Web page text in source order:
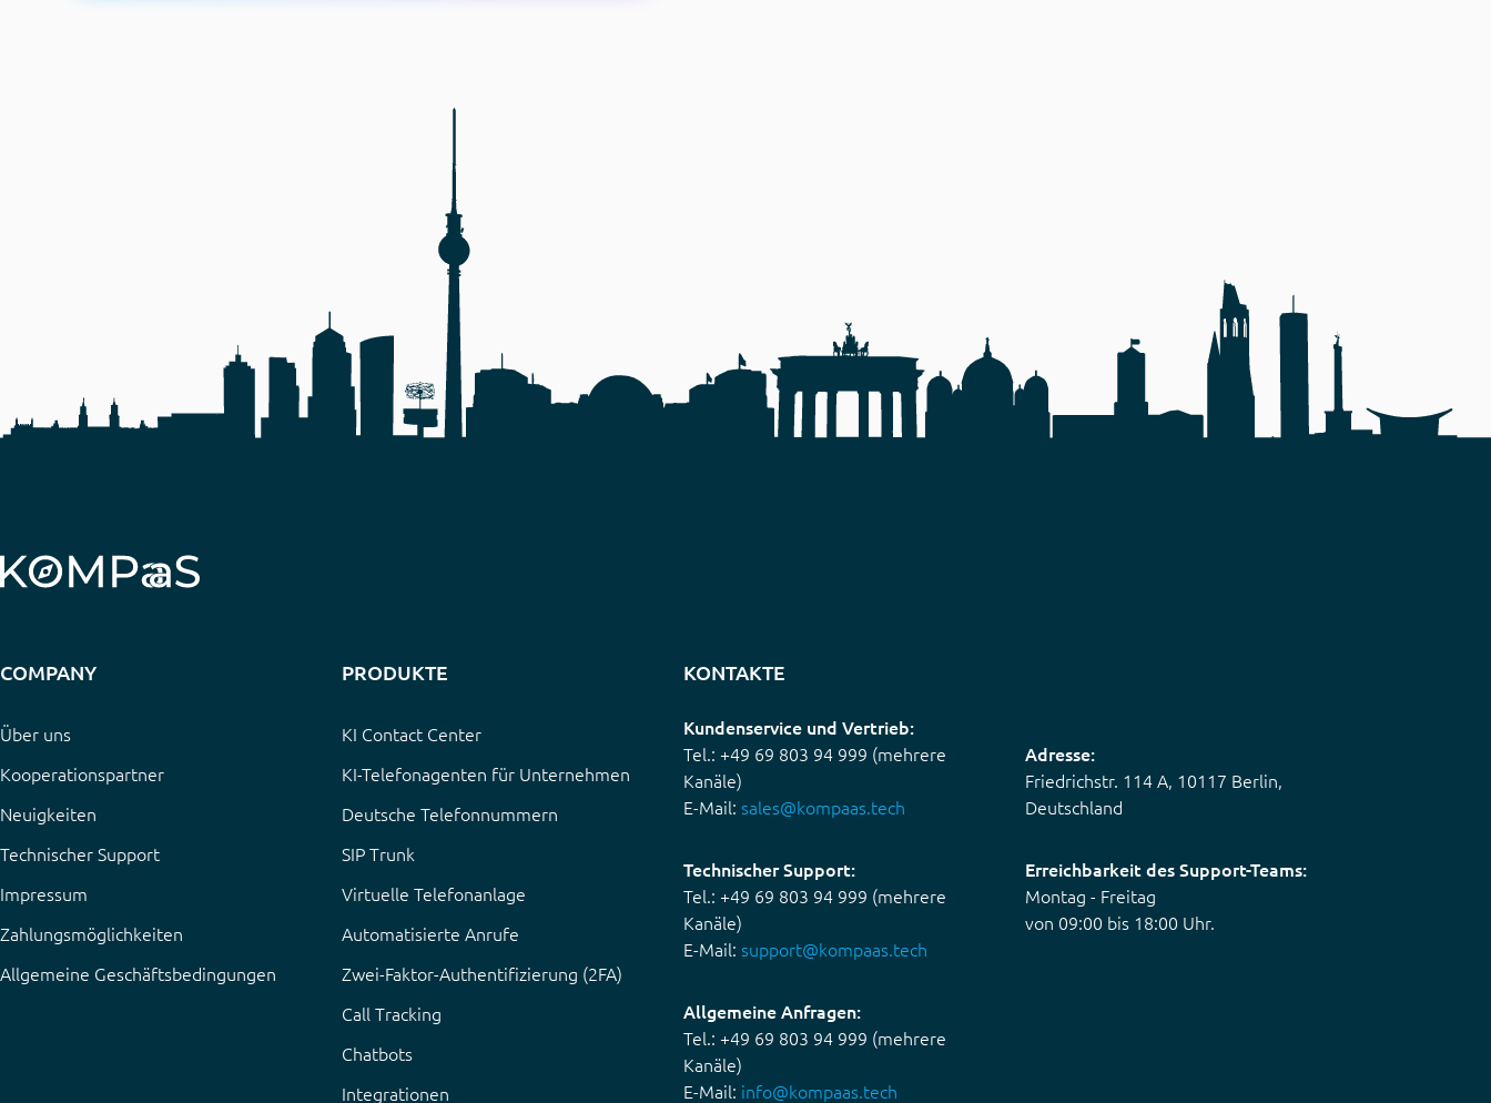
COMPANY
Über uns
Kooperationspartner
Neuigkeiten
Technischer Support
Impressum
Zahlungsmöglichkeiten
Allgemeine Geschäftsbedingungen
PRODUKTE
KI Contact Center
KI-Telefonagenten für Unternehmen
Deutsche Telefonnummern
SIP Trunk
Virtuelle Telefonanlage
Automatisierte Anrufe
Zwei-Faktor-Authentifizierung (2FA)
Call Tracking
Chatbots
Integrationen
KONTAKTE
Kundenservice und Vertrieb:
Tel.: +49 69 803 94 999 (mehrere
Kanäle)
E-Mail: sales@kompaas.tech
Technischer Support:
Tel.: +49 69 803 94 999 (mehrere
Kanäle)
E-Mail: support@kompaas.tech
Allgemeine Anfragen:
Tel.: +49 69 803 94 999 (mehrere
Kanäle)
E-Mail: info@kompaas.tech
Adresse:
Friedrichstr. 114 A, 10117 Berlin,
Deutschland
Erreichbarkeit des Support-Teams:
Montag - Freitag
von 09:00 bis 18:00 Uhr.